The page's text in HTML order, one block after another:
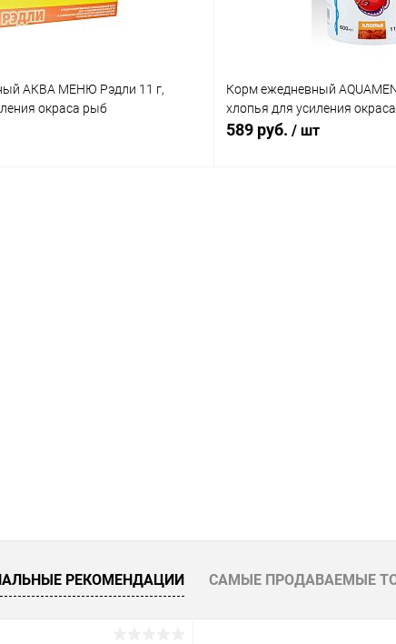
АКВА МЕНЮ Рэдли 11 г,
окраса рыб
Корм ежедневный
хлопья для усиления
589 руб. / шт
РЕКОМЕНДАЦИИ САМЫЕ ПРОДАВАЕМЫЕ